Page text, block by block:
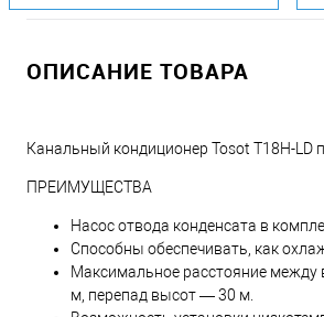
ОПИСАНИЕ ТОВАРА
Канальный кондиционер Tosot T18H-
ПРЕИМУЩЕСТВА
Насос отвода конденсата в
Способны обеспечивать, как
Максимальное расстояние между
м, перепад высот — 30 м.